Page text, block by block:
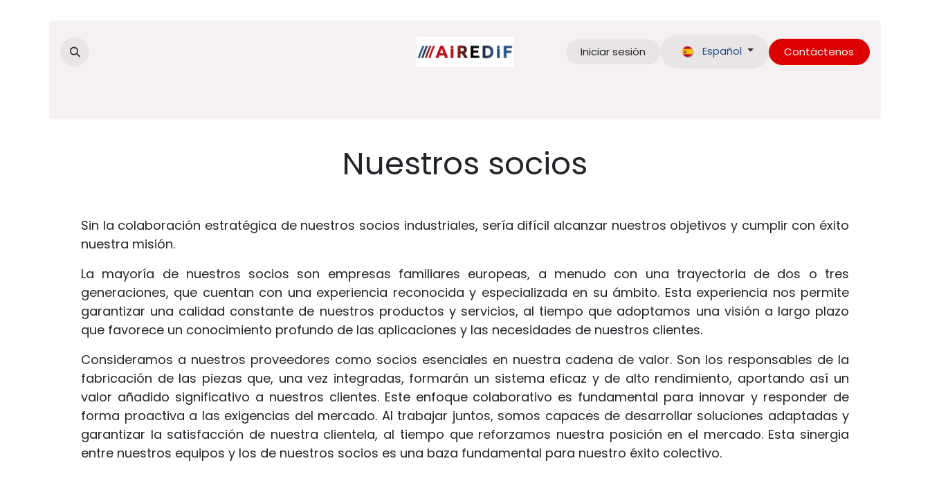
Iniciar sesión Español Contáctenos
Nuestros socios
Sin la colaboración estratégica de nuestros socios industriales, sería difícil alcanzar nuestros objetivos y cumplir con éxito
nuestra misión.
La mayoría de nuestros socios son empresas familiares europeas, a menudo con una trayectoria de dos o tres
generaciones, que cuentan con una experiencia reconocida y especializada en su ámbito. Esta experiencia nos permite
garantizar una calidad constante de nuestros productos y servicios, al tiempo que adoptamos una visión a largo plazo
que favorece un conocimiento profundo de las aplicaciones y las necesidades de nuestros clientes. ​
Consideramos a nuestros proveedores como socios esenciales en nuestra cadena de valor. Son los responsables de la
fabricación de las piezas que, una vez integradas, formarán un sistema eficaz y de alto rendimiento, aportando así un
valor añadido significativo a nuestros clientes. Este enfoque colaborativo es fundamental para innovar y responder de
forma proactiva a las exigencias del mercado. Al trabajar juntos, somos capaces de desarrollar soluciones adaptadas y
garantizar la satisfacción de nuestra clientela, al tiempo que reforzamos nuestra posición en el mercado. Esta sinergia
entre nuestros equipos y los de nuestros socios es una baza fundamental para nuestro éxito colectivo.